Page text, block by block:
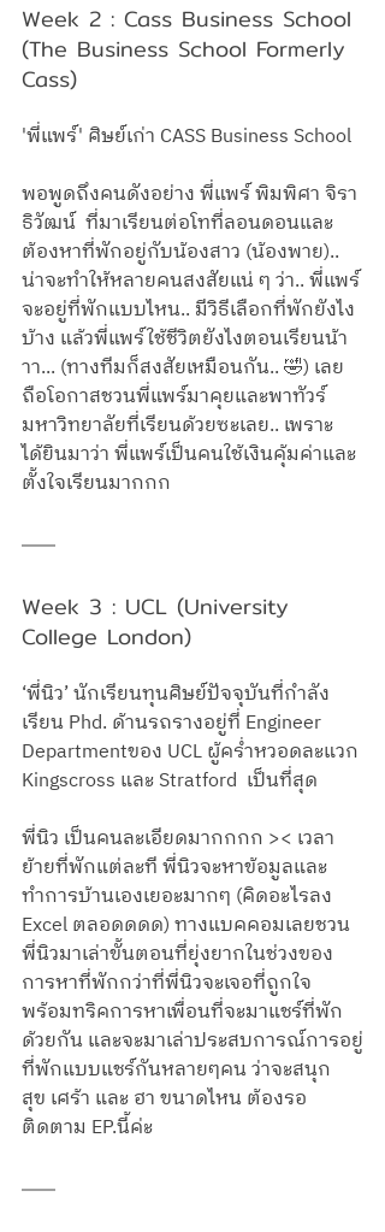
Week 2 : Cass Business School
(The Business School Formerly
Cass)
'พี่แพร์' ศิษย์เก่า CASS Business School
พอพูดถึงคนดังอย่าง พี่แพร์ พิมพิศา จิรา
ธิวัฒน์  ที่มาเรียนต่อโทที่ลอนดอนและ
ต้องหาที่พักอยู่กับน้องสาว (น้องพาย)..
น่าจะทำให้หลายคนสงสัยแน่ ๆ ว่า.. พี่แพร์
จะอยู่ที่พักแบบไหน.. มีวิธีเลือกที่พักยังไง
บ้าง แล้วพี่แพร์ใช้ชีวิตยังไงตอนเรียนน้า
าา... (ทางทีมก็สงสัยเหมือนกัน.. 🤣) เลย
ถือโอกาสชวนพี่แพร์มาคุยและพาทัวร์
มหาวิทยาลัยที่เรียนด้วยซะเลย.. เพราะ
ได้ยินมาว่า พี่แพร์เป็นคนใช้เงินคุ้มค่าและ
ตั้งใจเรียนมากกก
Week 3 : UCL (University
College London)
‘พี่นิว’ นักเรียนทุนศิษย์ปัจจุบันที่กำลัง
เรียน Phd. ด้านรถรางอยู่ที่ Engineer
Departmentของ UCL ผู้คร่ำหวอดละแวก
Kingscross และ Stratford  เป็นที่สุด
พี่นิว เป็นคนละเอียดมากกกก >< เวลา
ย้ายที่พักแต่ละที พี่นิวจะหาข้อมูลและ
ทำการบ้านเองเยอะมากๆ (คิดอะไรลง
Excel ตลอดดดด) ทางแบคคอมเลยชวน
พี่นิวมาเล่าขั้นตอนที่ยุ่งยากในช่วงของ
การหาที่พักกว่าที่พี่นิวจะเจอที่ถูกใจ
พร้อมทริคการหาเพื่อนที่จะมาแชร์ที่พัก
ด้วยกัน และจะมาเล่าประสบการณ์การอยู่
ที่พักแบบแชร์กันหลายๆคน ว่าจะสนุก
สุข เศร้า และ ฮา ขนาดไหน ต้องรอ
ติดตาม EP.นี้ค่ะ